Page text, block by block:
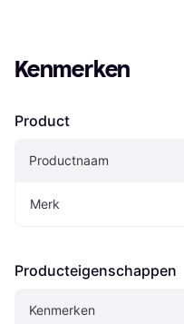
Kenmerken
Product
Productnaam
Merk
Producteigenschappen
Kenmerken